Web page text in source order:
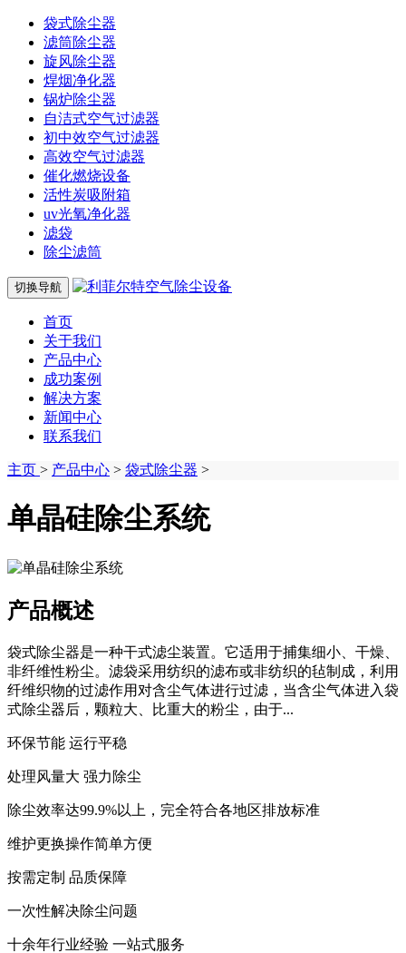
袋式除尘器
滤筒除尘器
旋风除尘器
焊烟净化器
锅炉除尘器
自洁式空气过滤器
初中效空气过滤器
高效空气过滤器
催化燃烧设备
活性炭吸附箱
uv光氧净化器
滤袋
除尘滤筒
切换导航
首页
关于我们
产品中心
成功案例
解决方案
新闻中心
联系我们
主页 > 产品中心 > 袋式除尘器 >
单晶硅除尘系统
产品概述
袋式除尘器是一种干式滤尘装置。它适用于捕集细小、干燥、
非纤维性粉尘。滤袋采用纺织的滤布或非纺织的毡制成，利用
纤维织物的过滤作用对含尘气体进行过滤，当含尘气体进入袋
式除尘器后，颗粒大、比重大的粉尘，由于...
环保节能 运行平稳
处理风量大 强力除尘
除尘效率达99.9%以上，完全符合各地区排放标准
维护更换操作简单方便
按需定制 品质保障
一次性解决除尘问题
十余年行业经验 一站式服务